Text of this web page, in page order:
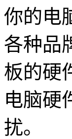
你的电
各种品
板的硬
电脑硬
扰。